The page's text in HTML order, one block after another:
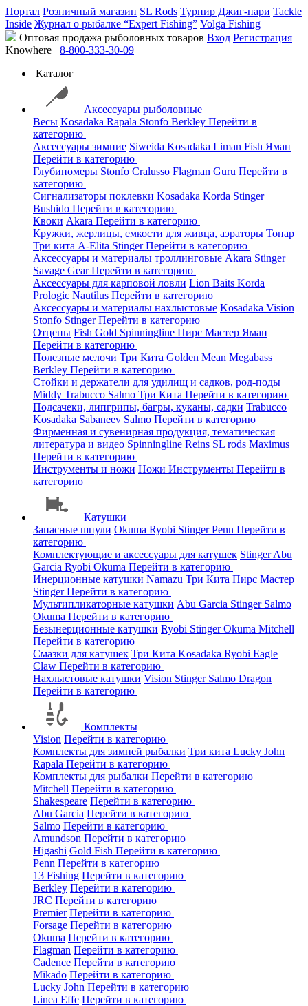
Портал Розничный магазин SL Rods Турнир Джиг-пари Tackle
Inside Журнал о рыбалке “Expert Fishing” Volga Fishing
Оптовая продажа рыболовных товаров Вход Регистрация
Knowhere
8-800-333-30-09
Каталог
Аксессуары рыболовные
Весы Kosadaka Rapala Stonfo Berkley Перейти в
категорию
Аксессуары зимние Siweida Kosadaka Liman Fish Яман
Перейти в категорию
Глубиномеры Stonfo Cralusso Flagman Guru Перейти в
категорию
Сигнализаторы поклевки Kosadaka Korda Stinger
Bushido Перейти в категорию
Квоки Akara Перейти в категорию
Кружки, жерлицы, емкости для живца, аэраторы Тонар
Три кита A-Elita StingerПерейти в категорию
Аксессуары и материалы троллинговые Akara Stinger
Savage GearПерейти в категорию
Аксессуары для карповой ловли Lion Baits Korda
Prologic Nautilus Перейти в категорию
Аксессуары и материалы нахлыстовые Kosadaka Vision
Stonfo StingerПерейти в категорию
Отцепы Fish Gold Spinningline Пирс Мастер Яман
Перейти в категорию
Полезные мелочи Три Кита Golden Mean Megabass
Berkley Перейти в категорию
Стойки и держатели для удилищ и садков, род-поды
Middy Trabucco Salmo Три Кита Перейти в категорию
Подсачеки, липгрипы, багры, куканы, садки Trabucco
Kosadaka Sabaneev Salmo Перейти в категорию
Фирменная и сувенирная продукция, тематическая
литература и видео Spinningline Reins SL rods Maximus
Перейти в категорию
Инструменты и ножи Ножи Инструменты Перейти в
категорию
Катушки
Запасные шпули Okuma Ryobi StingerPenn Перейти в
категорию
Комплектующие и аксессуары для катушек StingerAbu
Garcia Ryobi Okuma Перейти в категорию
Инерционные катушки Namazu Три Кита Пирс Мастер
StingerПерейти в категорию
Мультипликаторные катушки Abu Garcia Stinger Salmo
Okuma Перейти в категорию
Безынерционные катушки Ryobi StingerOkuma Mitchell
Перейти в категорию
Смазки для катушек Три Кита Kosadaka Ryobi Eagle
Claw Перейти в категорию
Нахлыстовые катушки Vision Stinger Salmo Dragon
Перейти в категорию
Комплекты
Vision Перейти в категорию
Комплекты для зимней рыбалки Три кита Lucky John
Rapala Перейти в категорию
Комплекты для рыбалки Перейти в категорию
Mitchell Перейти в категорию
Shakespeare Перейти в категорию
Abu Garcia Перейти в категорию
Salmo Перейти в категорию
Amundson Перейти в категорию
Higashi Gold Fish Перейти в категорию
Penn Перейти в категорию
13 Fishing Перейти в категорию
Berkley Перейти в категорию
JRC Перейти в категорию
Premier Перейти в категорию
Forsage Перейти в категорию
Okuma Перейти в категорию
Flagman Перейти в категорию
Cadence Перейти в категорию
Mikado Перейти в категорию
Lucky John Перейти в категорию
Linea Effe Перейти в категорию